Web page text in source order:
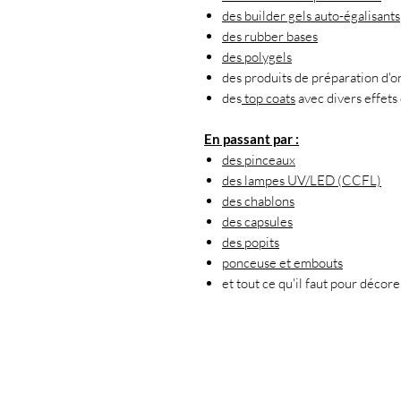
des builder gels auto-égalisants
des rubber bases
des polygels
des produits de préparation
destop coatsavec divers
En passant par :
des pinceaux
des lampes UV/LED (CCFL)
des chablons
des capsules
des popits
ponceuse et embouts
et tout ce qu'il faut pour